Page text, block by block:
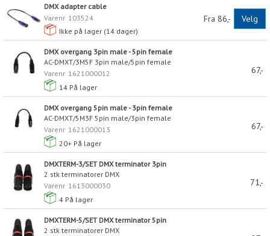
DMX adapter cable
Varenr 103524
Ikke på lager (14 dager)
Fra 86,- Velg
DMX overgang 3pin male - 5pin female
AC-DMXT/3M5F 3pin male/5pin female
Varenr 1621000012
14 På lager
67,-
DMX overgang 5pin male - 3pin female
AC-DMXT/5M3F 5pin male/3pin female
Varenr 1621000013
20+ På lager
67,-
DMXTERM-3/SET DMX terminator 3pin
2 stk terminatorer DMX
Varenr 1613000030
4 På lager
71,-
DMXTERM-5/SET DMX terminator 5pin
2 stk terminatorer DMX